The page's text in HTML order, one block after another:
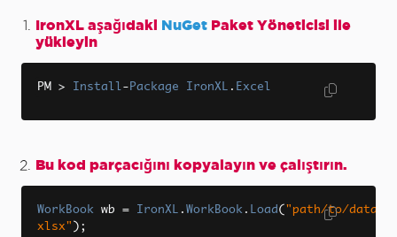
IronXL aşağıdaki NuGet Paket Yöneticisi ile
yükleyin
PM > Install- Package IronXL . Excel
Bu kod parçacığını kopyalayın ve çalıştırın.
WorkBook wb = IronXL . WorkBook . Load ( "path/to/data.
xlsx" );